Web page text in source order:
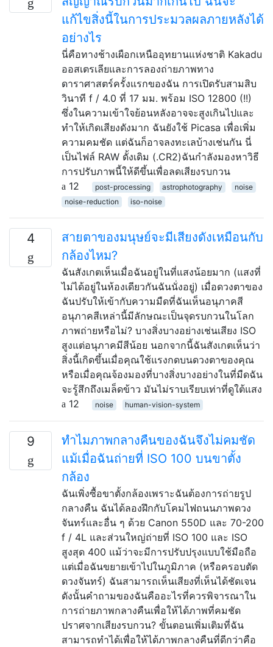
แก้ไขสิ่งนี้ในการประมวลผลภายหลังได้
อย่างไร
นี่คือทางช้างเผือกเหนืออุทยานแห่งชาติ Kakadu
ออสเตรเลียและการลองถ่ายภาพทาง
ดาราศาสตร์ครั้งแรกของฉัน การเปิดรับสามสิบ
วินาที f / 4.0 ที่ 17 มม. พร้อม ISO 12800 (!!)
ซึ่งในความเข้าใจย้อนหลังอาจจะสูงเกินไปและ
ทำให้เกิดเสียงดังมาก ฉันยังใช้ Picasa เพื่อเพิ่ม
ความคมชัด แต่ฉันก็อาจลงทะเลบ้างเช่นกัน นี่
เป็นไฟล์ RAW ดั้งเดิม (.CR2)ฉันกำลังมองหาวิธี
การปรับภาพนี้ให้ดีขึ้นเพื่อลดเสียงรบกวน
12
post-processing astrophotography
noise
noise-reduction
iso-noise
4
สายตาของมนุษย์จะมีเสียงดังเหมือนกับ
กล้องไหม?
ฉันสังเกตเห็นเมื่อฉันอยู่ในที่แสงน้อยมาก (แสงที่
ไม่ได้อยู่ในห้องเดียวกันฉันนั่งอยู่) เมื่อดวงตาของ
ฉันปรับให้เข้ากับความมืดที่ฉันเห็นอนุภาคสี
อนุภาคสีเหล่านี้มีลักษณะเป็นจุดรบกวนในโลก
ภาพถ่ายหรือไม่? บางสิ่งบางอย่างเช่นเสียง ISO
สูงแต่อนุภาคมีสีน้อย นอกจากนี้ฉันสังเกตเห็นว่า
สิ่งนี้เกิดขึ้นเมื่อคุณใช้แรงกดบนดวงตาของคุณ
หรือเมื่อคุณจ้องมองที่บางสิ่งบางอย่างในที่มืดฉัน
จะรู้สึกถึงเมล็ดข้าว มันไม่ราบเรียบเท่าที่ดูใต้แสง
12
noise human-vision-system
9
ทำไมภาพกลางคืนของฉันจึงไม่คมชัด
แม้เมื่อฉันถ่ายที่ ISO 100 บนขาตั้ง
กล้อง
ฉันเพิ่งซื้อขาตั้งกล้องเพราะฉันต้องการถ่ายรูป
กลางคืน ฉันได้ลองฝึกกับโคมไฟถนนภาพดวง
จันทร์และอื่น ๆ ด้วย Canon 550D และ 70-200
f / 4L และส่วนใหญ่ถ่ายที่ ISO 100 และ ISO
สูงสุด 400 แม้ว่าจะมีการปรับปรุงแบบใช้มือถือ
แต่เมื่อฉันขยายเข้าไปในภูมิภาค (หรือครอบตัด
ดวงจันทร์) ฉันสามารถเห็นเสียงที่เห็นได้ชัดเจน
ดังนั้นคำถามของฉันคืออะไรที่ควรพิจารณาใน
การถ่ายภาพกลางคืนเพื่อให้ได้ภาพที่คมชัด
ปราศจากเสียงรบกวน? ขั้นตอนเพิ่มเติมที่ฉัน
สามารถทำได้เพื่อให้ได้ภาพกลางคืนที่ดีกว่าคือ